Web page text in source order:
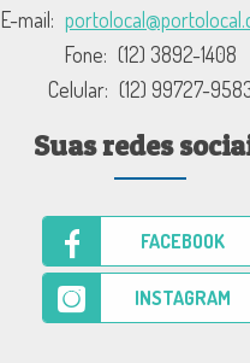
E-mail:
Fone: (12) 3892-1408
Celular: (12) 99727-
Suas redes
FACEBOOK
INSTAGRAM